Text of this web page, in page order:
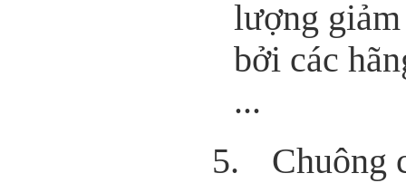
lượng giảm
bởi các
...
5.
Chuông